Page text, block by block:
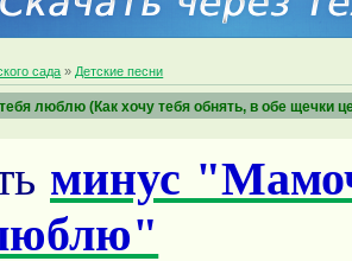
сада » Детские песни
люблю (Как хочу тебя обнять, в обе щечки
минус